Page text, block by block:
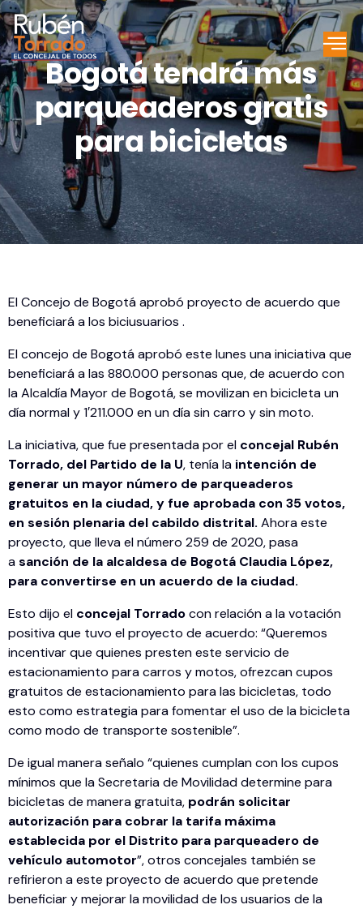
Bogotá tendrá más
parqueaderos gratis
para bicicletas
El Concejo de Bogotá aprobó proyecto de acuerdo que
beneficiará a los biciusuarios .
El concejo de Bogotá aprobó este lunes una iniciativa que
beneficiará a las 880.000 personas que, de acuerdo con
la Alcaldía Mayor de Bogotá, se movilizan en bicicleta un
día normal y 1′211.000 en un día sin carro y sin moto.
La iniciativa, que fue presentada por el concejal Rubén
Torrado, del Partido de la U, tenía la intención de
generar un mayor número de parqueaderos
gratuitos en la ciudad, y fue aprobada con 35 votos,
en sesión plenaria del cabildo distrital. Ahora este
proyecto, que lleva el número 259 de 2020, pasa
asanción de la alcaldesa de Bogotá Claudia López,
para convertirse en un acuerdo de la ciudad.
Esto dijo el concejal Torradocon relación a la votación
positiva que tuvo el proyecto de acuerdo: “Queremos
incentivar que quienes presten este servicio de
estacionamiento para carros y motos, ofrezcan cupos
gratuitos de estacionamiento para las bicicletas, todo
esto como estrategia para fomentar el uso de la bicicleta
como modo de transporte sostenible”.
De igual manera señalo “quienes cumplan con los cupos
mínimos que la Secretaria de Movilidad determine para
bicicletas de manera gratuita, podrán solicitar
autorización para cobrar la tarifa máxima
establecida por el Distrito para parqueadero de
vehículo automotor”, otros concejales también se
refirieron a este proyecto de acuerdo que pretende
beneficiar y mejorar la movilidad de los usuarios de la